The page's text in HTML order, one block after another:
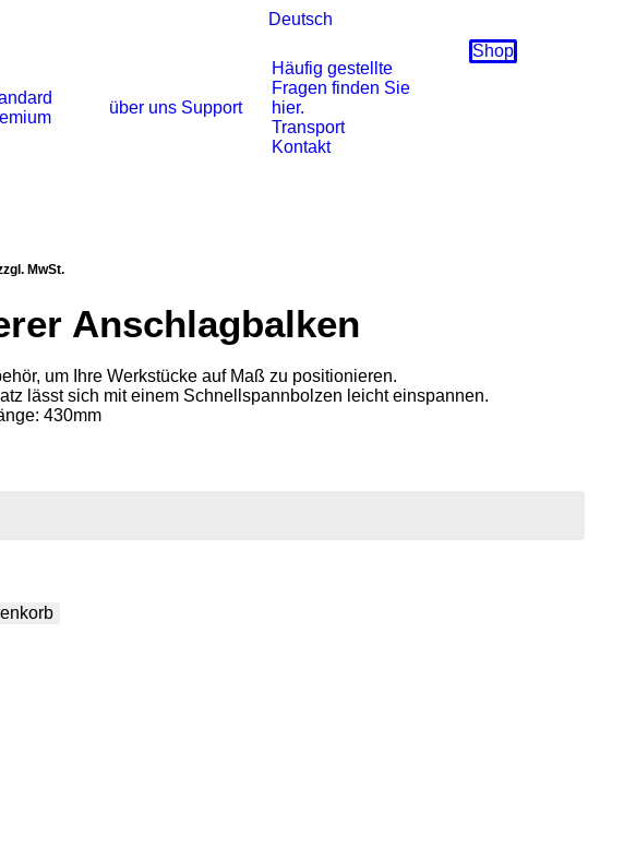
Deutsch
über uns Support
Häufig gestellte
Fragen finden Sie
hier.
Transport
Kontakt
Shop
MwSt.
Anschlagbalken
um Ihre Werkstücke auf Maß zu positionieren.
lässt sich mit einem Schnellspannbolzen leicht einspannen.
430mm